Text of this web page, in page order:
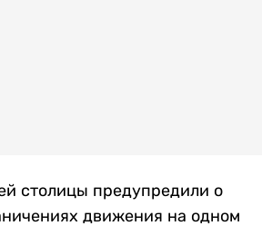
столицы предупредили о
движения на одном